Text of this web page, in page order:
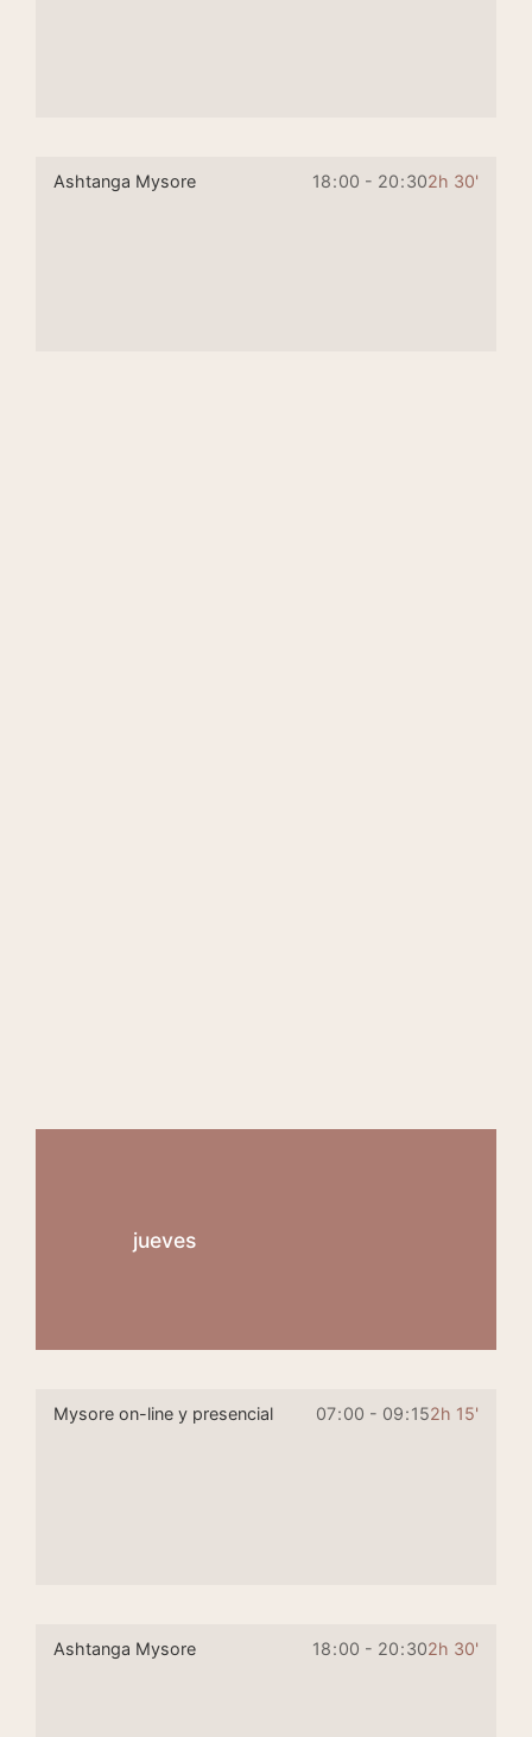
Ashtanga Mysore 18:00 - 20:302h 30'
jueves
Mysore on-line y presencial 07:00 - 09:152h 15'
Ashtanga Mysore 18:00 - 20:302h 30'